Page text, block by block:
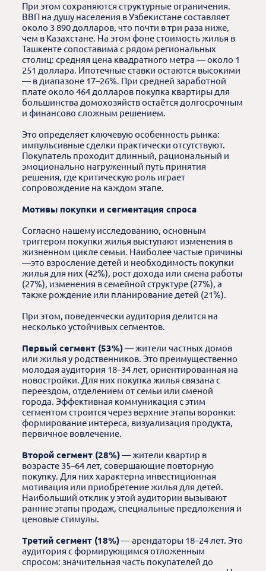
При этом сохраняются структурные ограничения.
ВВП на душу населения в Узбекистане составляет
около 3 890 долларов, что почти в три раза ниже,
чем в Казахстане. На этом фоне стоимость жилья в
Ташкенте сопоставима с рядом региональных
столиц: средняя цена квадратного метра — около 1
251 доллара. Ипотечные ставки остаются высокими
— в диапазоне 17–26%. При средней заработной
плате около 464 долларов покупка квартиры для
большинства домохозяйств остаётся долгосрочным
и финансово сложным решением.
Это определяет ключевую особенность рынка:
импульсивные сделки практически отсутствуют.
Покупатель проходит длинный, рациональный и
эмоционально нагруженный путь принятия
решения, где критическую роль играет
сопровождение на каждом этапе.
Мотивы покупки и сегментация спроса
Согласно нашему исследованию, основным
триггером покупки жилья выступают изменения в
жизненном цикле семьи. Наиболее частые причины
—это взросление детей и необходимость покупки
жилья для них (42%), рост дохода или смена работы
(27%), изменения в семейной структуре (27%), а
также рождение или планирование детей (21%).
При этом, поведенчески аудитория делится на
несколько устойчивых сегментов.
Первый сегмент (53%)— жители частных домов
или жилья у родственников. Это преимущественно
молодая аудитория 18–34 лет, ориентированная на
новостройки. Для них покупка жилья связана с
переездом, отделением от семьи или сменой
города. Эффективная коммуникация с этим
сегментом строится через верхние этапы воронки:
формирование интереса, визуализация продукта,
первичное вовлечение.
Второй сегмент (28%)— жители квартир в
возрасте 35–64 лет, совершающие повторную
покупку. Для них характерна инвестиционная
мотивация или приобретение жилья для детей.
Наибольший отклик у этой аудитории вызывают
ранние этапы продаж, специальные предложения и
ценовые стимулы.
Третий сегмент (18%)— арендаторы 18–24 лет. Это
аудитория с формирующимся отложенным
спросом: значительная часть покупателей до